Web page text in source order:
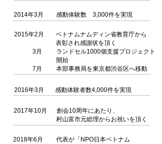
2014年3月 感動体験数 3,000件を実現
2015年2月
ベトナムナムディン省教育庁から
表彰され感謝状を頂く
3月
7月
ランドセル1000個支援プロジェクト
開始
本部事務局を東京都渋谷区へ移動
2016年3月 感動体験者数4,000件を実現
2017年10月
創会10周年にあたり、
村山富市元総理からお祝いを頂く
2018年6月
代表が「NPO日本ベトナム